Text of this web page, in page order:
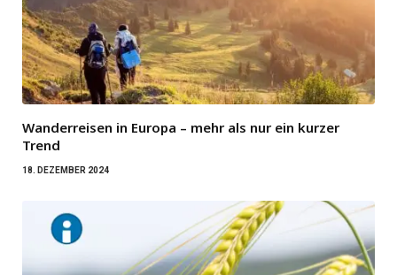
Wanderreisen in Europa – mehr als nur ein kurzer
Trend
18. DEZEMBER 2024